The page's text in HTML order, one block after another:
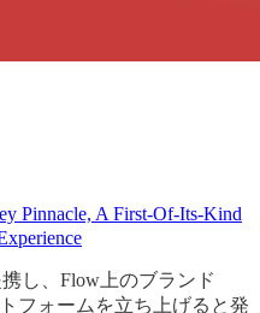
Pinnacle, A First-Of-Its-Kind
し、Flow上のブランド
フォームを立ち上げると発